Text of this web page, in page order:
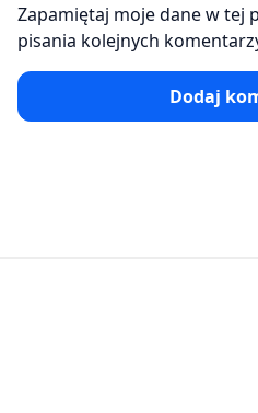
Zapamiętaj moje dane w tej
pisania kolejnych
Dodaj